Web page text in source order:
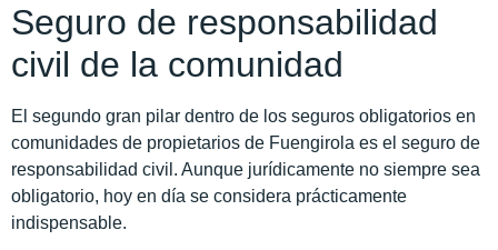
Seguro de responsabilidad
civil de la comunidad
El segundo gran pilar dentro de los seguros obligatorios en
comunidades de propietarios de Fuengirola es el seguro de
responsabilidad civil. Aunque jurídicamente no siempre sea
obligatorio, hoy en día se considera prácticamente
indispensable.